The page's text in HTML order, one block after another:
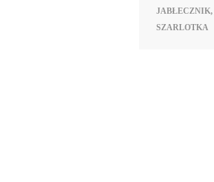
JABŁECZNIK,
SZARLOTKA